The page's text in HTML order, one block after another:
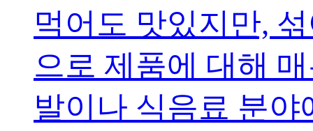
먹어도 맛있지만,
으로 제품에 대해
발이나 식음료 분